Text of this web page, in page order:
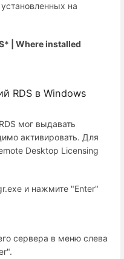
на
| Where installed
RDS в Windows
мог выдавать
активировать. Для
Desktop Licensing
и нажмите "Enter"
сервера в меню слева